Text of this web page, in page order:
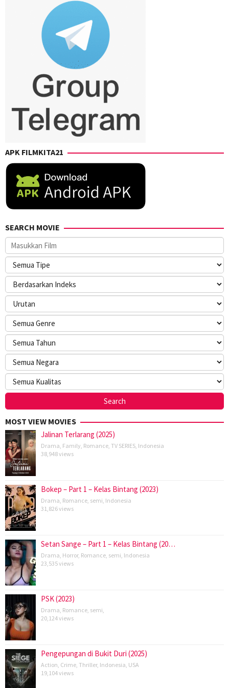
APK FILMKITA21
SEARCH MOVIE
MOST VIEW MOVIES
Jalinan Terlarang (2025)
Drama Family Romance TV SERIES Indonesia
38,948 views
Bokep – Part 1 – Kelas Bintang (2023)
Drama Romance semi Indonesia
31,826 views
Setan Sange – Part 1 – Kelas Bintang (20…
Drama Horror, Romance semi Indonesia
23,535 views
PSK (2023)
Drama Romance semi
20,124 views
Pengepungan di Bukit Duri (2025)
Action Crime Thriller, Indonesia USA
19,104 views